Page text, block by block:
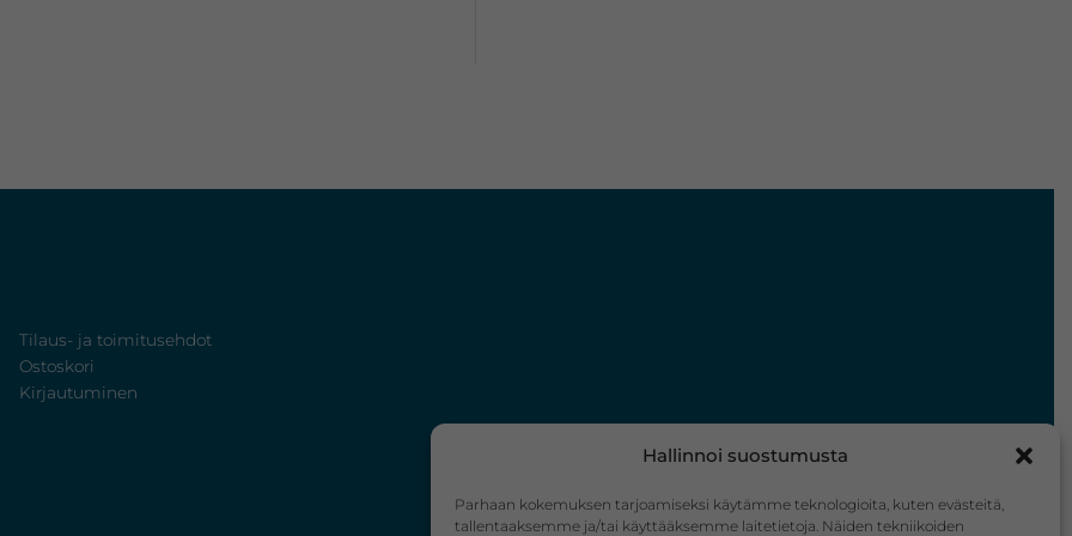
Hallinnoi suostumusta
Parhaan kokemuksen tarjoamiseksi käytämme teknologioita, kuten evästeitä,
tallentaaksemme ja/tai käyttääksemme laitetietoja. Näiden tekniikoiden
Tilaus- ja toimitusehdot
Ostoskori
Kirjautuminen